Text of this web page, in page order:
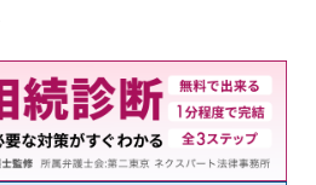
茶屋駅徒歩3分】